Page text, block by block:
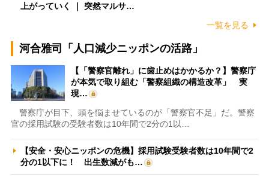
上がっていく ｜ 突然マルサ…
一覧を見る
河合雅司「人口減少ニッポンの活路」
【「警察官離れ」に歯止めはかかるか？】警察庁
が本気で取り組む「警察組織の構造改革」 実
現…
警察庁が目下、頭を悩ませているのが「警察官不足」だ。警察
官の採用試験の受験者数は10年間で2分の1以…
【安全・安心ニッポンの危機】採用試験受験者数は10年間で2
分の1以下に！ 出生数減がも…